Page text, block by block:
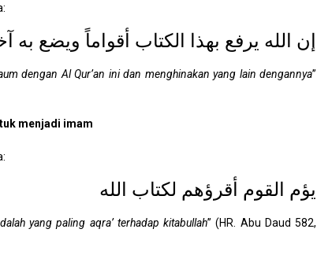
إن الله يرفع بهذا الكتاب أقواماً ويضع به
dengan Al Qur’an ini dan menghinakan yang lain dengannya”
menjadi imam
يؤم القوم أقرؤهم لكتاب الله
yang paling aqra’ terhadap kitabullah” (HR. Abu Daud 582,